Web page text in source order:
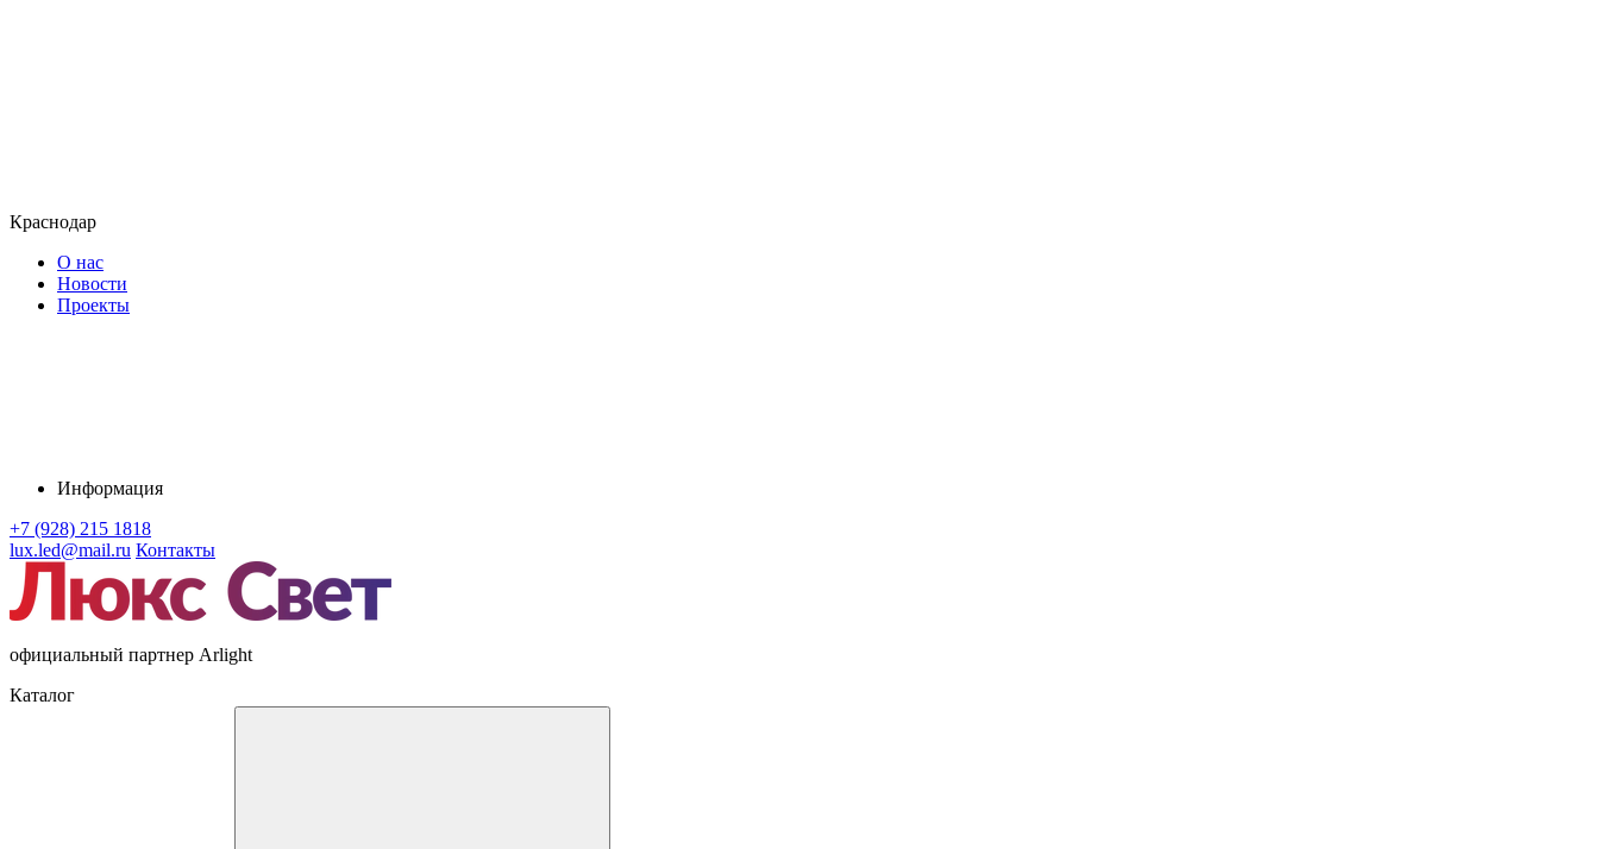
Краснодар
О нас
Новости
Проекты
Информация
+7 (928) 215 1818
lux.led@mail.ru Контакты
официальный партнер Arlight
Каталог